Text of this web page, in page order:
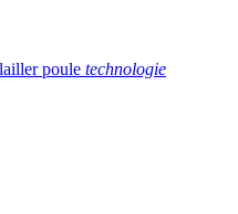
poule technologie